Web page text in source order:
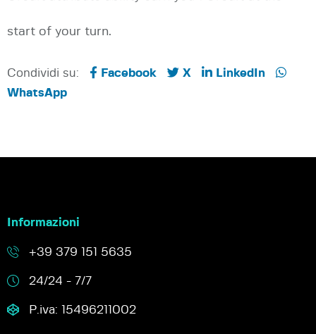
start of your turn.
Condividi su: Facebook X
LinkedIn
WhatsApp
Informazioni
+39 379 151 5635
24/24 - 7/7
P.iva: 15496211002